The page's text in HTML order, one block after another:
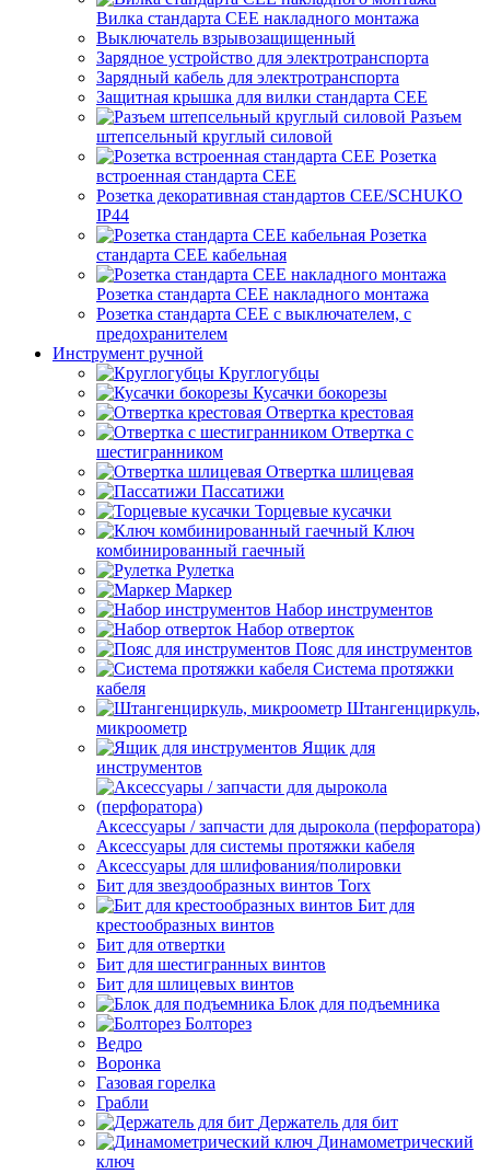
Вилка стандарта CEE накладного монтажа
Выключатель взрывозащищенный
Зарядное устройство для электротранспорта
Зарядный кабель для электротранспорта
Защитная крышка для вилки стандарта CEE
Разъем
штепсельный круглый силовой
Розетка
встроенная стандарта CEE
Розетка декоративная стандартов CEE/SCHUKO
IP44
Розетка
стандарта СЕЕ кабельная
Розетка стандарта СЕЕ накладного монтажа
Розетка стандарта СЕЕ с выключателем, с
предохранителем
Инструмент ручной
Круглогубцы
Кусачки бокорезы
Отвертка крестовая
Отвертка с
шестигранником
Отвертка шлицевая
Пассатижи
Торцевые кусачки
Ключ
комбинированный гаечный
Рулетка
Маркер
Набор инструментов
Набор отверток
Пояс для инструментов
Система протяжки
кабеля
Штангенциркуль,
микроометр
Ящик для
инструментов
Аксессуары / запчасти для дырокола (перфоратора)
Аксессуары для системы протяжки кабеля
Аксессуары для шлифования/полировки
Бит для звездообразных винтов Torx
Бит для
крестообразных винтов
Бит для отвертки
Бит для шестигранных винтов
Бит для шлицевых винтов
Блок для подъемника
Болторез
Ведро
Воронка
Газовая горелка
Грабли
Держатель для бит
Динамометрический
ключ